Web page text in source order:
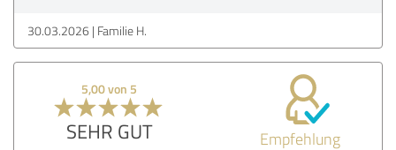
30.03.2026 Familie H.
5,00 von 5
SEHR GUT Empfehlung